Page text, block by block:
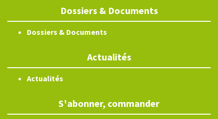
Dossiers & Documents
Dossiers & Documents
Actualités
Actualités
S'abonner, commander